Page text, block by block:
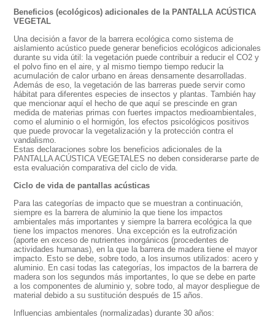
Beneficios (ecológicos) adicionales de la PANTALLAACÚSTICA
VEGETAL
Una decisión a favor de la barrera ecológica como sistema de
aislamiento acústico puede generar beneficios ecológicos adicionales
durante su vida útil: la vegetación puede contribuir a reducir el CO2 y
el polvo fino en el aire, y al mismo tiempo tiempo reducir la
acumulación de calor urbano en áreas densamente desarrolladas.
Además de eso, la vegetación de las barreras puede servir como
hábitat para diferentes especies de insectos y plantas. También hay
que mencionar aquí el hecho de que aquí se prescinde en gran
medida de materias primas con fuertes impactos medioambientales,
como el aluminio o el hormigón, los efectos psicológicos positivos
que puede provocar la vegetalización y la protección contra el
vandalismo.
Estas declaraciones sobre los beneficios adicionales de la
PANTALLA ACÚSTICA VEGETALES no deben considerarse parte de
esta evaluación comparativa del ciclo de vida.
Ciclo de vida de pantallas acústicas
Para las categorías de impacto que se muestrana continuación,
siempre es la barrera de aluminio la que tiene los impactos
ambientales más importantes y siempre la barrera ecológica la que
tiene los impactos menores. Una excepción es la eutrofización
(aporte en exceso de nutrientes inorgánicos (procedentes de
actividades humanas), en la que la barrera de madera tiene el mayor
impacto. Esto se debe, sobre todo, a los insumos utilizados: acero y
aluminio. En casi todas las categorías, los impactos de la barrera de
madera son los segundos más importantes, lo que se debe en parte
a los componentes de aluminio y, sobre todo, al mayor despliegue de
material debido a su sustitución después de 15 años.
Influencias ambientales (normalizadas) durante 30 años: